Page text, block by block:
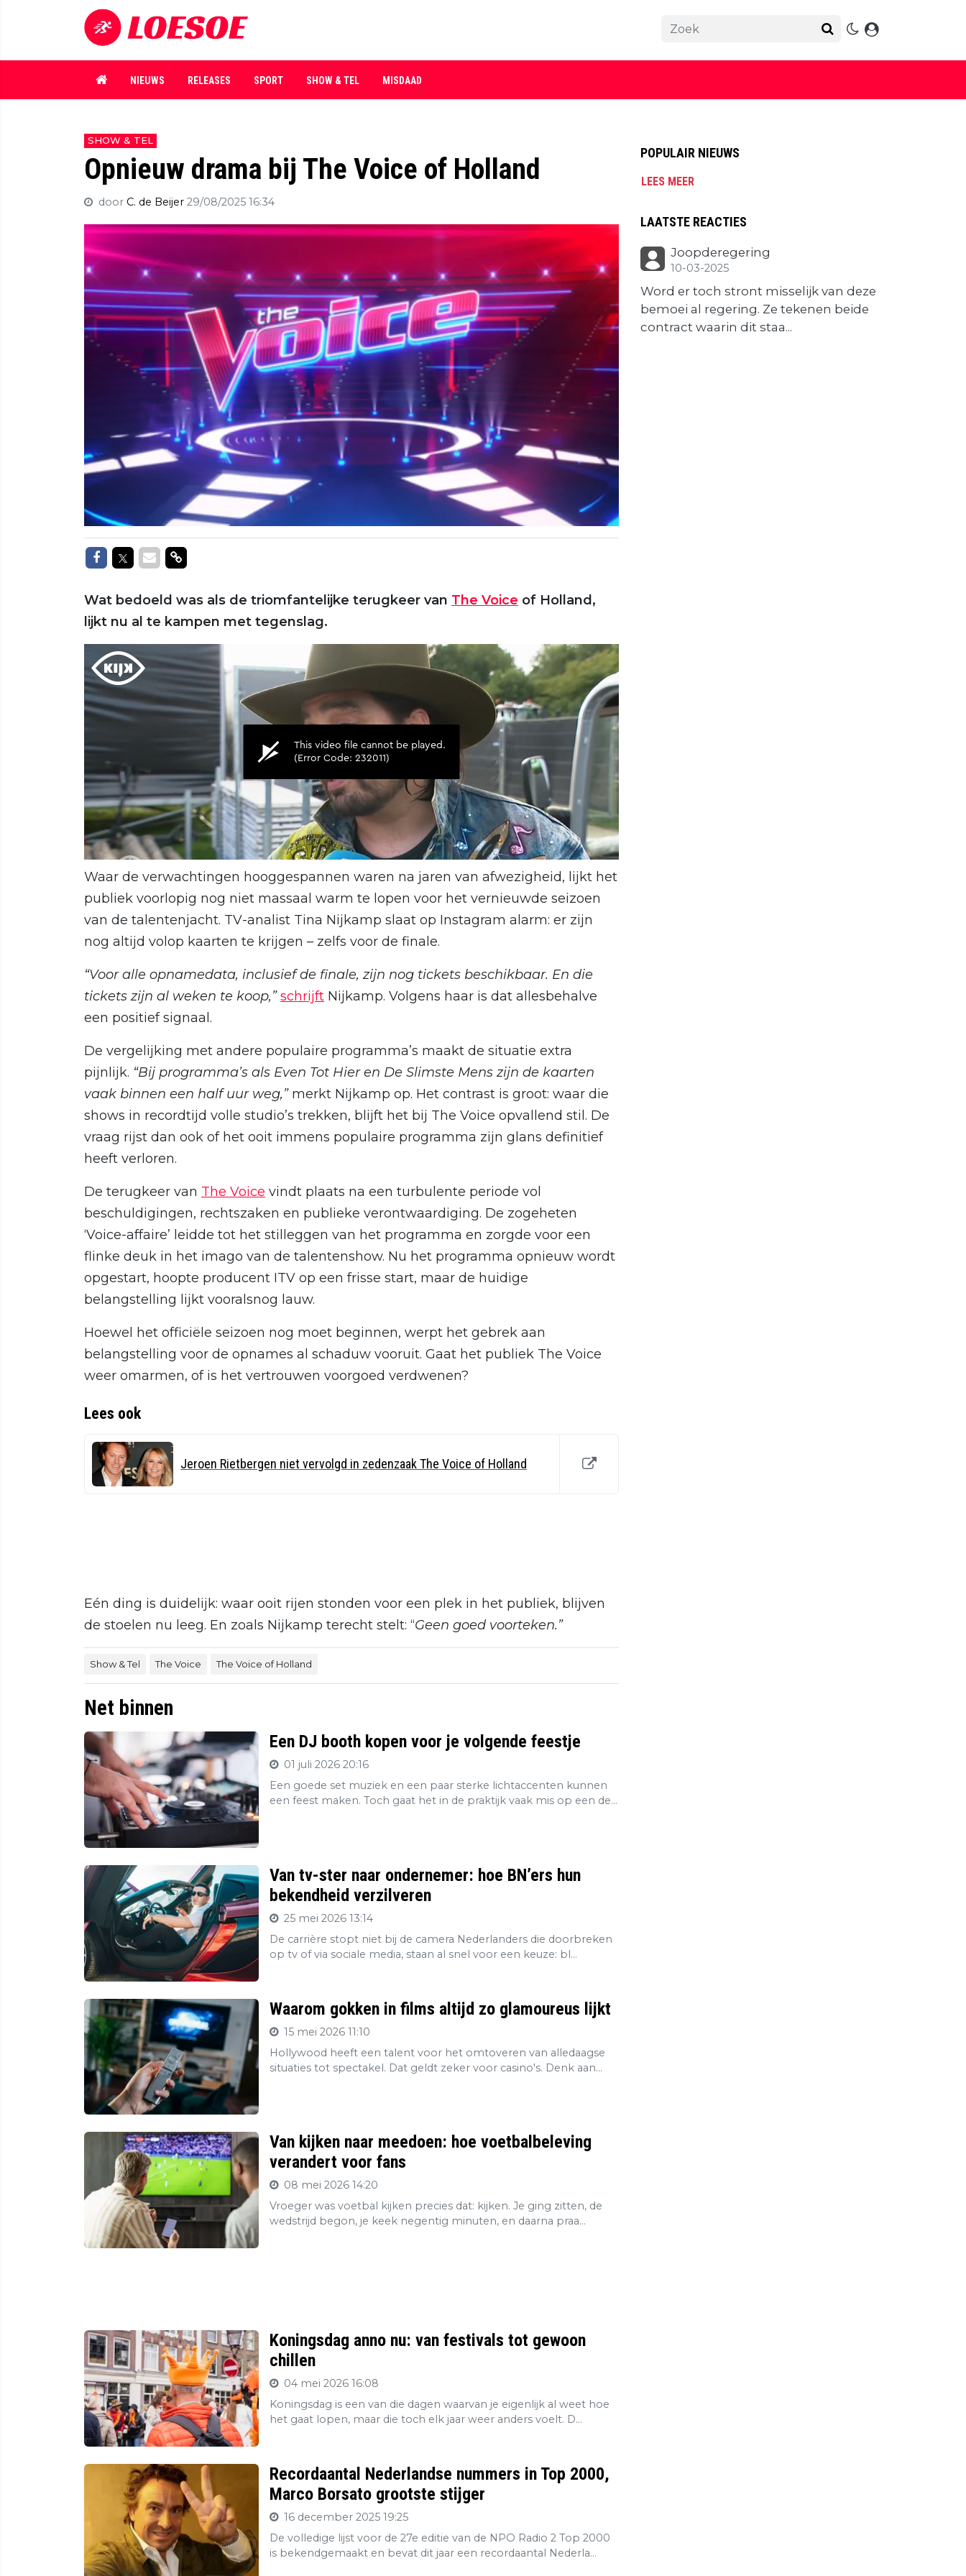
NIEUWS RELEASES SPORT SHOW & TEL MISDAAD
SHOW & TEL
Opnieuw drama bij The Voice of Holland
door C. de Beijer 29/08/2025 16:34
Delen op Facebook
Delen op Twitter
Delen via Mail
Delen via link
Wat bedoeld was als de triomfantelijke terugkeer van The Voice of Holland,
lijkt nu al te kampen met tegenslag.
Waar de verwachtingen hooggespannen waren na jaren van afwezigheid, lijkt het
publiek voorlopig nog niet massaal warm te lopen voor het vernieuwde seizoen
van de talentenjacht. TV-analist Tina Nijkamp slaat op Instagram alarm: er zijn
nog altijd volop kaarten te krijgen – zelfs voor de finale.
“Voor alle opnamedata, inclusief de finale, zijn nog tickets beschikbaar. En die
tickets zijn al weken te koop,” schrijft Nijkamp. Volgens haar is dat allesbehalve
een positief signaal.
De vergelijking met andere populaire programma’s maakt de situatie extra
pijnlijk. “Bij programma’s als Even Tot Hier en De Slimste Mens zijn de kaarten
vaak binnen een half uur weg,”merkt Nijkamp op. Het contrast is groot: waar die
shows in recordtijd volle studio’s trekken, blijft het bij The Voice opvallend stil. De
vraag rijst dan ook of het ooit immens populaire programma zijn glans definitief
heeft verloren.
De terugkeer van The Voice vindt plaats na een turbulente periode vol
beschuldigingen, rechtszaken en publieke verontwaardiging. De zogeheten
‘Voice-affaire’ leidde tot het stilleggen van het programma en zorgde voor een
flinke deuk in het imago van de talentenshow. Nu het programma opnieuw wordt
opgestart, hoopte producent ITV op een frisse start, maar de huidige
belangstelling lijkt vooralsnog lauw.
Hoewel het officiële seizoen nog moet beginnen, werpt het gebrek aan
belangstelling voor de opnames al schaduw vooruit. Gaat het publiek The Voice
weer omarmen, of is het vertrouwen voorgoed verdwenen?
Lees ook
Jeroen Rietbergen niet vervolgd in zedenzaak The Voice of Holland
Eén ding is duidelijk: waar ooit rijen stonden voor een plek in het publiek, blijven
de stoelen nu leeg. En zoals Nijkamp terecht stelt: “Geen goed voorteken.”
Show & Tel The Voice The Voice of Holland
Net binnen
Een DJ booth kopen voor je volgende feestje
01 juli 2026 20:16
Een goede set muziek en een paar sterke lichtaccenten kunnen
een feest maken. Toch gaat het in de praktijk vaak mis op een de...
Van tv-ster naar ondernemer: hoe BN’ers hun
bekendheid verzilveren
25 mei 2026 13:14
De carrière stopt niet bij de camera Nederlanders die doorbreken
op tv of via sociale media, staan al snel voor een keuze: bl...
Waarom gokken in films altijd zo glamoureus lijkt
15 mei 2026 11:10
Hollywood heeft een talent voor het omtoveren van alledaagse
situaties tot spectakel. Dat geldt zeker voor casino's. Denk aan...
Van kijken naar meedoen: hoe voetbalbeleving
verandert voor fans
08 mei 2026 14:20
Vroeger was voetbal kijken precies dat: kijken. Je ging zitten, de
wedstrijd begon, je keek negentig minuten, en daarna praa...
Koningsdag anno nu: van festivals tot gewoon
chillen
04 mei 2026 16:08
Koningsdag is een van die dagen waarvan je eigenlijk al weet hoe
het gaat lopen, maar die toch elk jaar weer anders voelt. D...
Recordaantal Nederlandse nummers in Top 2000,
Marco Borsato grootste stijger
16 december 2025 19:25
De volledige lijst voor de 27e editie van de NPO Radio 2 Top 2000
is bekendgemaakt en bevat dit jaar een recordaantal Nederla...
POPULAIR NIEUWS
LEES MEER
LAATSTE REACTIES
Joopderegering
10-03-2025
Word er toch stront misselijk van deze
bemoei al regering. Ze tekenen beide
contract waarin dit staa...